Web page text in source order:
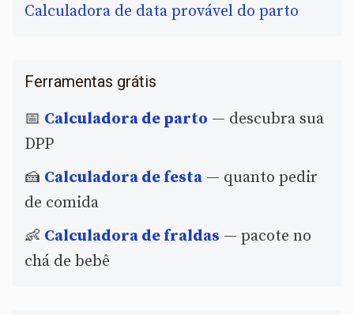
Calculadora de data provável do parto
Ferramentas grátis
📅 Calculadora de parto — descubra sua
DPP
🍰 Calculadora de festa — quanto pedir
de comida
👶 Calculadora de fraldas — pacote no
chá de bebê